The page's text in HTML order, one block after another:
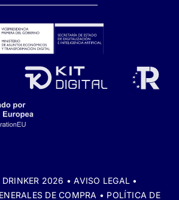
2026 •AVISO LEGAL •
DE COMPRA • POLÍTICA DE